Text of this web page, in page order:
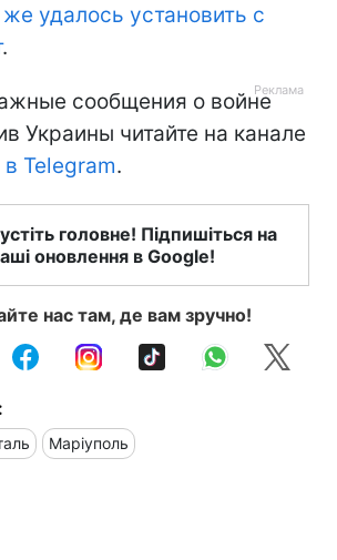
удалось установить с
.
сообщения о войне
Украины читайте на канале
Telegram.
головне! Підпишіться на
оновлення в Google!
нас там, де вам зручно!
Маріуполь